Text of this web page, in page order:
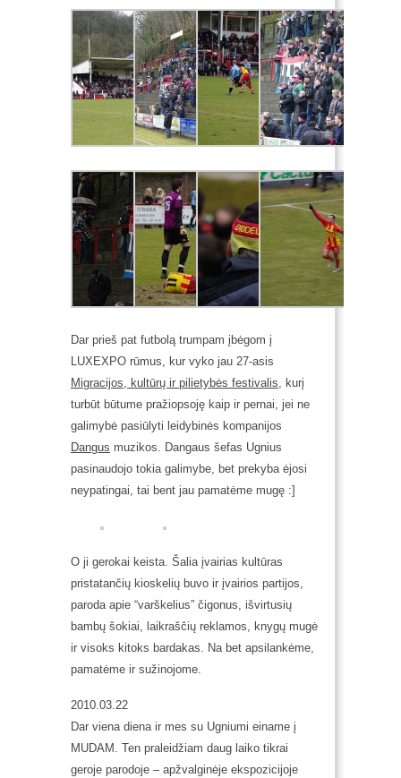
Dar prieš pat futbolą trumpam įbėgom į
LUXEXPO rūmus, kur vyko jau 27-asis
Migracijos, kultūrų ir pilietybės festivalis, kurį
turbūt būtume pražiopsoję kaip ir pernai, jei ne
galimybė pasiūlyti leidybinės kompanijos
Dangus muzikos. Dangaus šefas Ugnius
pasinaudojo tokia galimybe, bet prekyba ėjosi
neypatingai, tai bent jau pamatėme mugę :]
O ji gerokai keista. Šalia įvairias kultūras
pristatančių kioskelių buvo ir įvairios partijos,
paroda apie “varškelius” čigonus, išvirtusių
bambų šokiai, laikraščių reklamos, knygų mugė
ir visoks kitoks bardakas. Na bet apsilankėme,
pamatėme ir sužinojome.
2010.03.22
Dar viena diena ir mes su Ugniumi einame į
MUDAM. Ten praleidžiam daug laiko tikrai
geroje parodoje – apžvalginėje ekspozicijoje